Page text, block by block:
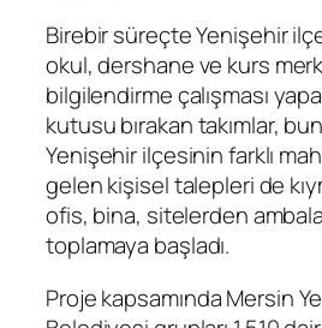
Birebir süreçte Yenişehir
okul, dershane ve kurs
bilgilendirme çalışması
kutusu bırakan takımlar,
Yenişehir ilçesinin farklı
gelen kişisel talepleri de
ofis, bina, sitelerden
toplamaya başladı.
Proje kapsamında Mersin